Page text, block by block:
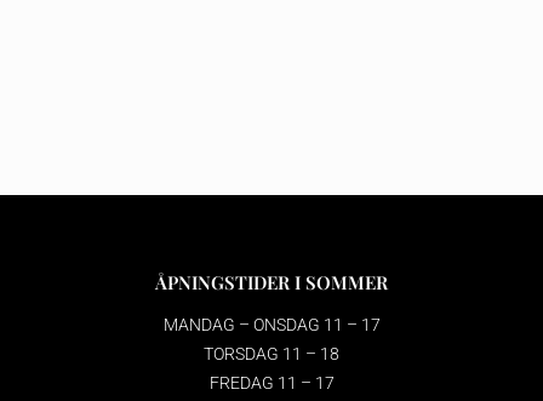
ÅPNINGSTIDER I SOMMER
MANDAG – ONSDAG 11 – 17
TORSDAG 11 – 18
FREDAG 11 – 17